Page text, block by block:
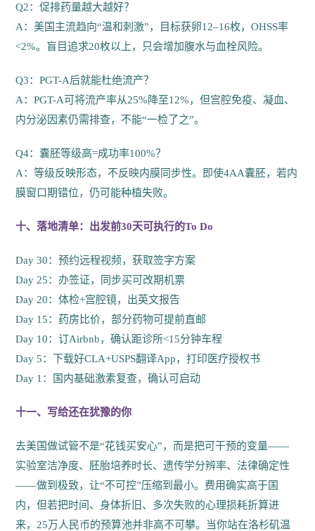
Q2：促排药量越大越好？
A：美国主流趋向“温和刺激”，目标获卵12–16枚，OHSS率
<2%。盲目追求20枚以上，只会增加腹水与血栓风险。
Q3：PGT-A后就能杜绝流产？
A：PGT-A可将流产率从25%降至12%，但宫腔免疫、凝血、
内分泌因素仍需排查，不能“一检了之”。
Q4：囊胚等级高=成功率100%？
A：等级反映形态，不反映内膜同步性。即使4AA囊胚，若内
膜窗口期错位，仍可能种植失败。
十、落地清单：出发前30天可执行的To Do
Day 30：预约远程视频，获取签字方案
Day 25：办签证，同步买可改期机票
Day 20：体检+宫腔镜，出英文报告
Day 15：药房比价，部分药物可提前直邮
Day 10：订Airbnb，确认距诊所<15分钟车程
Day 5：下载好CLA+USPS翻译App，打印医疗授权书
Day 1：国内基础激素复查，确认可启动
十一、写给还在犹豫的你
去美国做试管不是“花钱买安心”，而是把可干预的变量——
实验室洁净度、胚胎培养时长、遗传学分辨率、法律确定性
——做到极致，让“不可控”压缩到最小。费用确实高于国
内，但若把时间、身体折旧、多次失败的心理损耗折算进
来，25万人民币的预算池并非高不可攀。当你站在洛杉矶温